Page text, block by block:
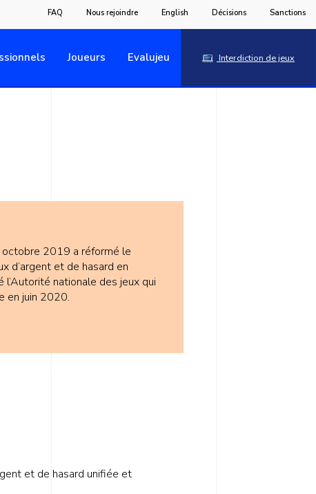
FAQ Nous rejoindre English Décisions Sanctions
Joueurs Evalujeu Interdiction de jeux
octobre 2019 a réformé le
d’argent et de hasard en
l’Autorité nationale des jeux qui
en juin 2020.
et de hasard unifiée et